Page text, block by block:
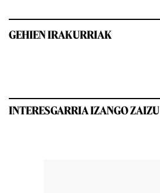
GEHIEN IRAKURRIAK
INTERESGARRIA IZANGO ZAIZU